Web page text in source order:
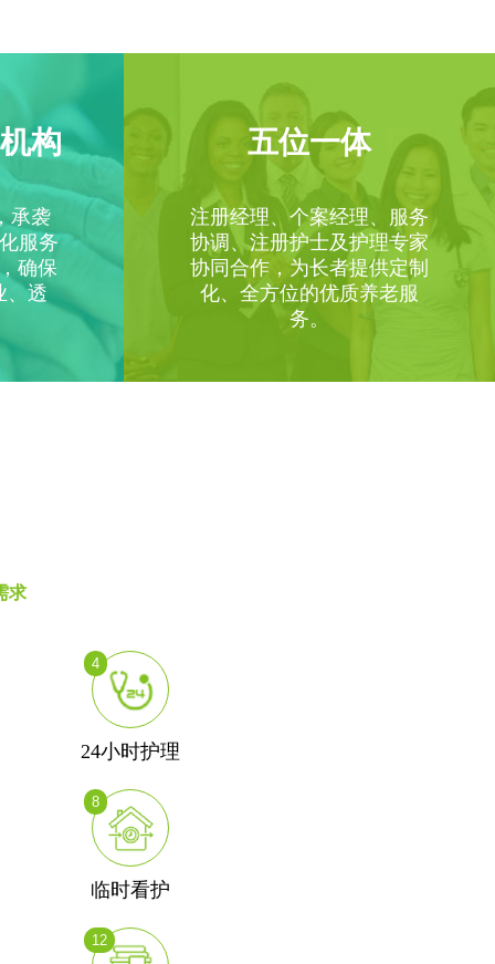
构
承袭
服务
确保
、透
五位一体
注册经理、个案经理、服务
协调、注册护士及护理专家
协同合作，为长者提供定制
化、全方位的优质养老服
务。
求
24小时护理
4
临时看护
8
12